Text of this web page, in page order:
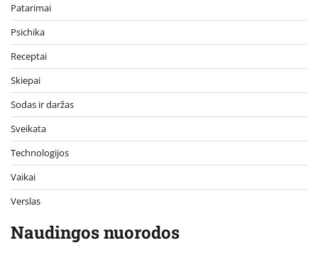
Patarimai
Psichika
Receptai
Skiepai
Sodas ir daržas
Sveikata
Technologijos
Vaikai
Verslas
Naudingos nuorodos